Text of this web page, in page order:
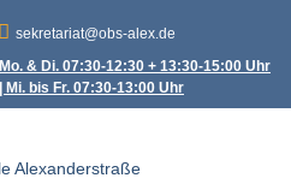
sekretariat@obs-alex.de
Mo. & Di. 07:30-12:30 + 13:30-15:00 Uhr
| Mi. bis Fr. 07:30-13:00 Uhr